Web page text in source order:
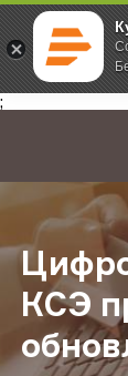
;
Главная О
КСЭ